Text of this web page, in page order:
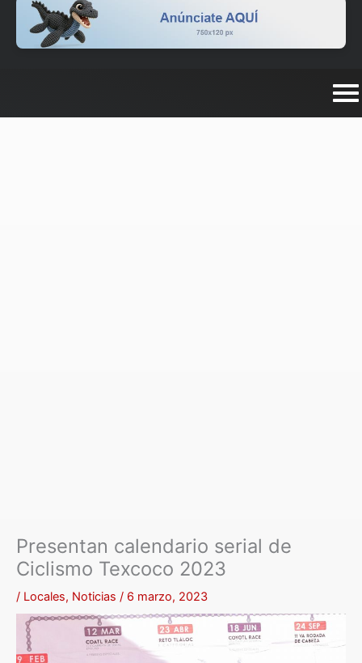
Presentan calendario serial de
Ciclismo Texcoco 2023
/ Locales, Noticias / 6 marzo, 2023